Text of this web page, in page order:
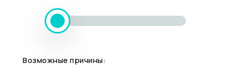
Возможные причины: